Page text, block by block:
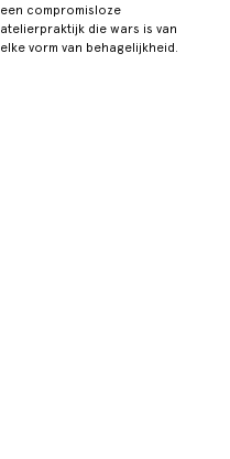
een compromisloze
atelierpraktijk die wars is van
elke vorm van behagelijkheid.